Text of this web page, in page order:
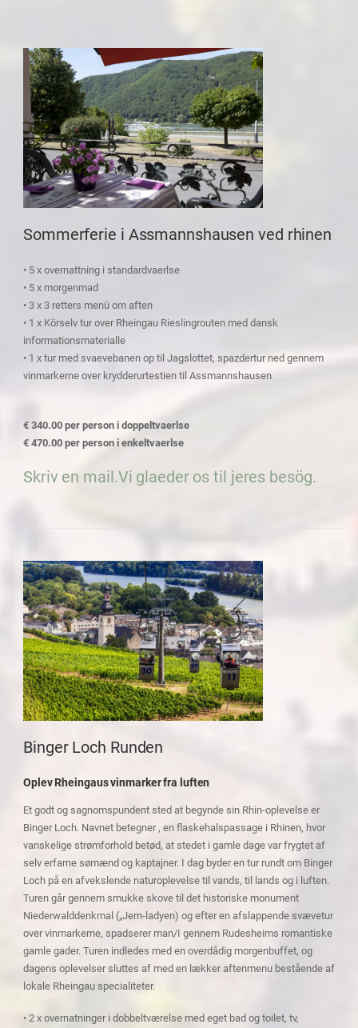
Sommerferie i Assmannshausen ved rhinen
• 5 x overnattning i standardvaerlse
• 5 x morgenmad
• 3 x 3 retters menü om aften
• 1 x Körselv tur over Rheingau Rieslingrouten med dansk
informationsmaterialle
• 1 x tur med svaevebanen op til Jagslottet, spazdertur ned gennem
vinmarkerne over krydderurtestien til Assmannshausen
€ 340.00 per person i doppeltvaerlse
€ 470.00 per person i enkeltvaerlse
Skriv en mail.Vi glaeder os til jeres besög.
Binger Loch Runden
Oplev Rheingaus vinmarker fra luften
Et godt og sagnomspundent sted at begynde sin Rhin-oplevelse er
Binger Loch. Navnet betegner , en flaskehalspassage i Rhinen, hvor
vanskelige strømforhold betød, at stedet i gamle dage var frygtet af
selv erfarne sømænd og kaptajner. I dag byder en tur rundt om Binger
Loch på en afvekslende naturoplevelse til vands, til lands og i luften.
Turen går gennem smukke skove til det historiske monument
Niederwalddenkmal („Jern-ladyen) og efter en afslappende svævetur
over vinmarkerne, spadserer man/I gennem Rudesheims romantiske
gamle gader. Turen indledes med en overdådig morgenbuffet, og
dagens oplevelser sluttes af med en lækker aftenmenu bestående af
lokale Rheingau specialiteter.
• 2 x overnatninger i dobbeltværelse med eget bad og toilet, tv,